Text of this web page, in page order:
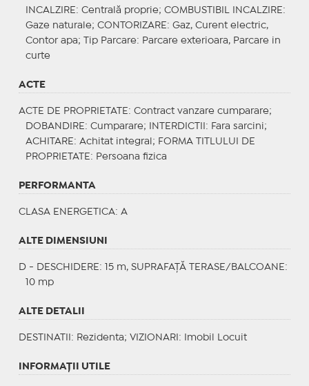
INCALZIRE : Centrală proprie; COMBUSTIBIL INCALZIRE :
Gaze naturale; CONTORIZARE : Gaz, Curent electric,
Contor apa;
Tip Parcare: Parcare exterioara, Parcare in
curte
ACTE
ACTE DE PROPRIETATE : Contract vanzare cumparare;
DOBANDIRE : Cumparare; INTERDICTII : Fara sarcini;
ACHITARE : Achitat integral; FORMA TITLULUI DE
PROPRIETATE : Persoana fizica
PERFORMANTA
CLASA ENERGETICA: A
ALTE DIMENSIUNI
D - DESCHIDERE: 15 m, SUPRAFAȚĂ TERASE/BALCOANE:
10 mp
ALTE DETALII
DESTINATII : Rezidenta; VIZIONARI : Imobil Locuit
INFORMAŢII UTILE